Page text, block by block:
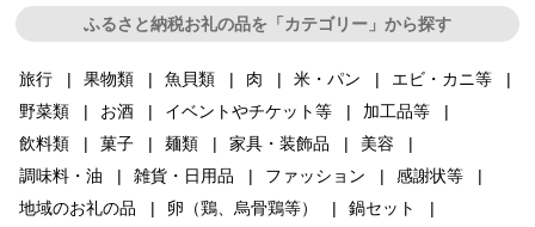
ふるさと納税お礼の品を「カテゴリー」から探す
旅行 果物類 魚貝類 肉 米・パン
エビ・カニ等
野菜類
お酒 イベントやチケット等
加工品等
飲料類
菓子 麺類 家具・装飾品
美容
調味料・油
雑貨・日用品 ファッション
感謝状等
地域のお礼の品
卵（鶏、烏骨鶏等）
鍋セット